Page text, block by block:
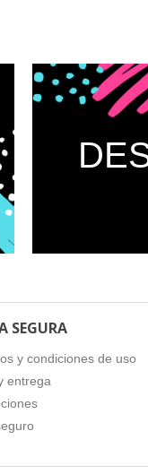
SEGURA
y condiciones de uso
entrega